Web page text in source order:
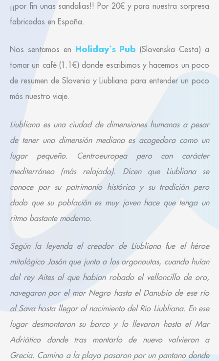
¡¡por fin unas sandalias!! Por 20€ y para nuestra sorpresa
fabricadas en España.
Nos sentamos en Holiday´s Pub (Slovenska Cesta) a
tomar un café (1.1€) donde escribimos y hacemos un poco
de resumen de Slovenia y Liubliana para entender un poco
más nuestro viaje.
Liubliana es una ciudad de dimensiones humanas a pesar
de tener una dimensión mediana es acogedora como un
lugar pequeño. Centroeuropea pero con carácter
mediterráneo (más relajado). Dicen que Liubliana se
conoce por su patrimonio histórico y su tradición pero
dado que su población es muy joven hace que tenga un
ritmo bastante moderno.
Según la leyenda el creador de Liubliana fue el héroe
mitológico Jasón que junto a los argonautas, cuando huían
del rey Aites al que habían robado el velloncillo de oro,
navegaron por el mar Negro hasta el Danubio de ese río
al Sava hasta llegar al nacimiento del Río Liubliana. En ese
lugar desmontaron su barco y lo llevaron hasta el Mar
Adriático donde tras montarlo de nuevo volvieron a
Grecia. Camino a la playa pasaron por un pantano donde